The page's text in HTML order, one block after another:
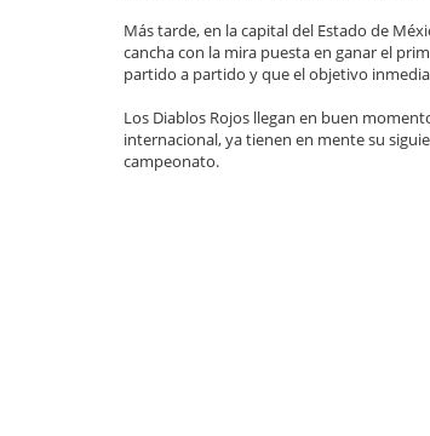
Más tarde, en la capital del Estado de
cancha con la mira puesta en ganar el
partido a partido y que el objetivo
Los Diablos Rojos llegan en buen
internacional, ya tienen en mente su
campeonato.